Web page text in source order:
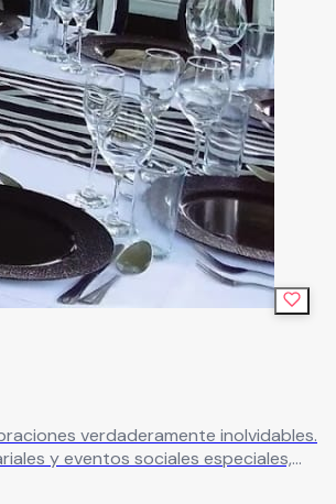
verdaderamente inolvidables.
y eventos sociales especiales,